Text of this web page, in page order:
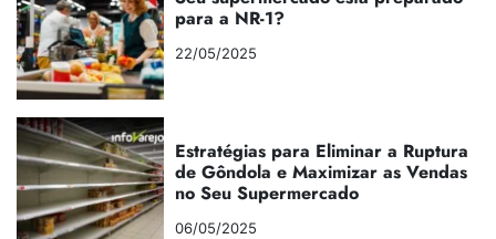
para a NR-1?
22/05/2025
Estratégias para Eliminar a Ruptura
de Gôndola e Maximizar as Vendas
no Seu Supermercado
06/05/2025